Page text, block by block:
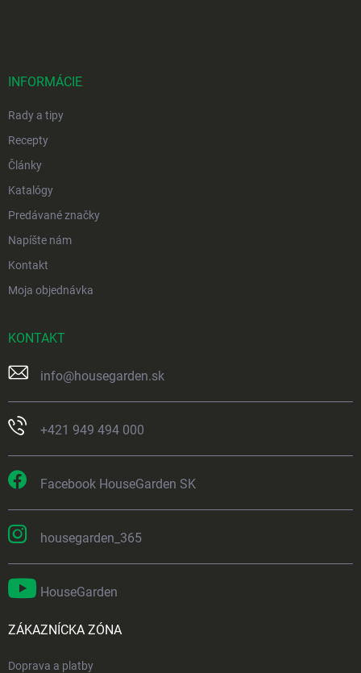
INFORMÁCIE
Rady a tipy
Recepty
Články
Katalógy
Predávané značky
Napíšte nám
Kontakt
Moja objednávka
KONTAKT
info@housegarden.sk
+421 949 494 000
Facebook HouseGarden SK
housegarden_365
HouseGarden
ZÁKAZNÍCKA ZÓNA
Doprava a platby